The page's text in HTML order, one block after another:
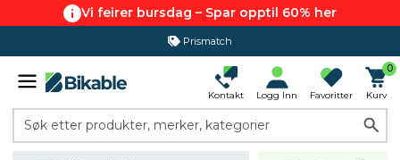
Vi feirer bursdag – Spar opptil 60% her
Prismatch
365 dagers åpent kjøp
Kontakt Logg Inn Favoritter
0
Kurv
Søk etter produkter, merker, kategorier